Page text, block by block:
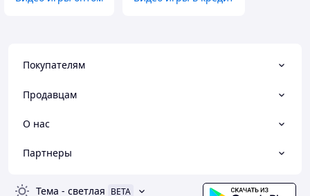
Покупателям
Продавцам
О нас
Партнеры
Тема - светлая BETA